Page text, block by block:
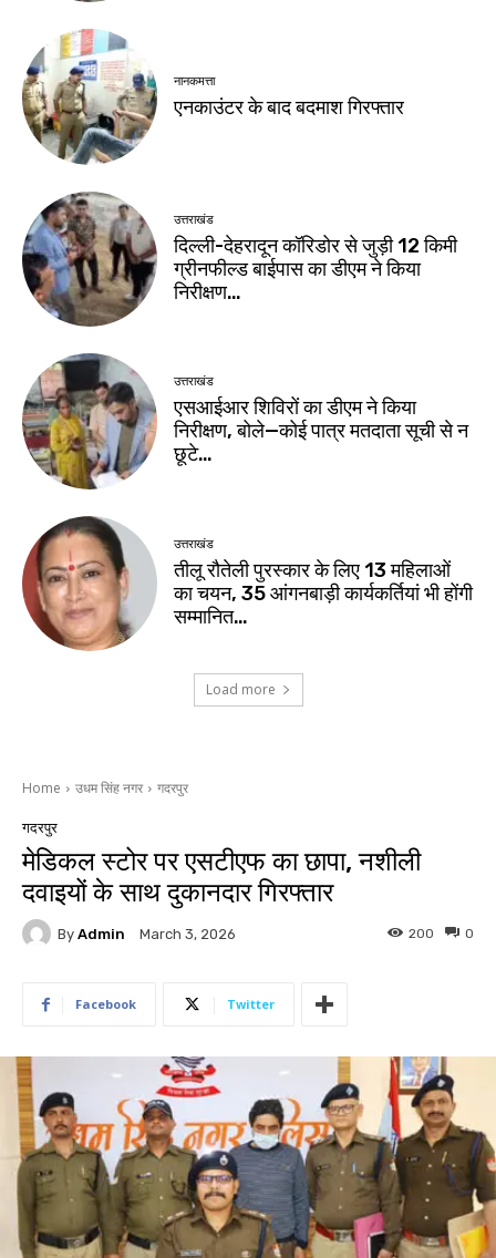
नानकमत्ता
एनकाउंटर के बाद बदमाश गिरफ्तार
उत्तराखंड
दिल्ली-देहरादून कॉरिडोर से जुड़ी 12 किमी
ग्रीनफील्ड बाईपास का डीएम ने किया
निरीक्षण…
उत्तराखंड
एसआईआर शिविरों का डीएम ने किया
निरीक्षण, बोले—कोई पात्र मतदाता सूची से न
छूटे…
उत्तराखंड
तीलू रौतेली पुरस्कार के लिए 13 महिलाओं
का चयन, 35 आंगनबाड़ी कार्यकर्तियां भी होंगी
सम्मानित…
Load more